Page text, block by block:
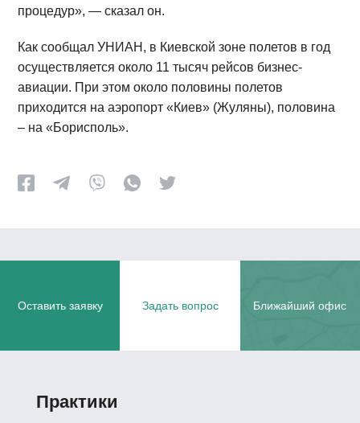
процедур», — сказал он.
Как сообщал УНИАН, в Киевской зоне полетов в год
осуществляется около 11 тысяч рейсов бизнес-
авиации. При этом около половины полетов
приходится на аэропорт «Киев» (Жуляны), половина
– на «Борисполь».
Оставить заявку Задать вопрос Ближайший офис
Практики